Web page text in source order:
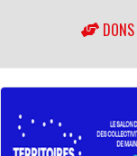
DONS